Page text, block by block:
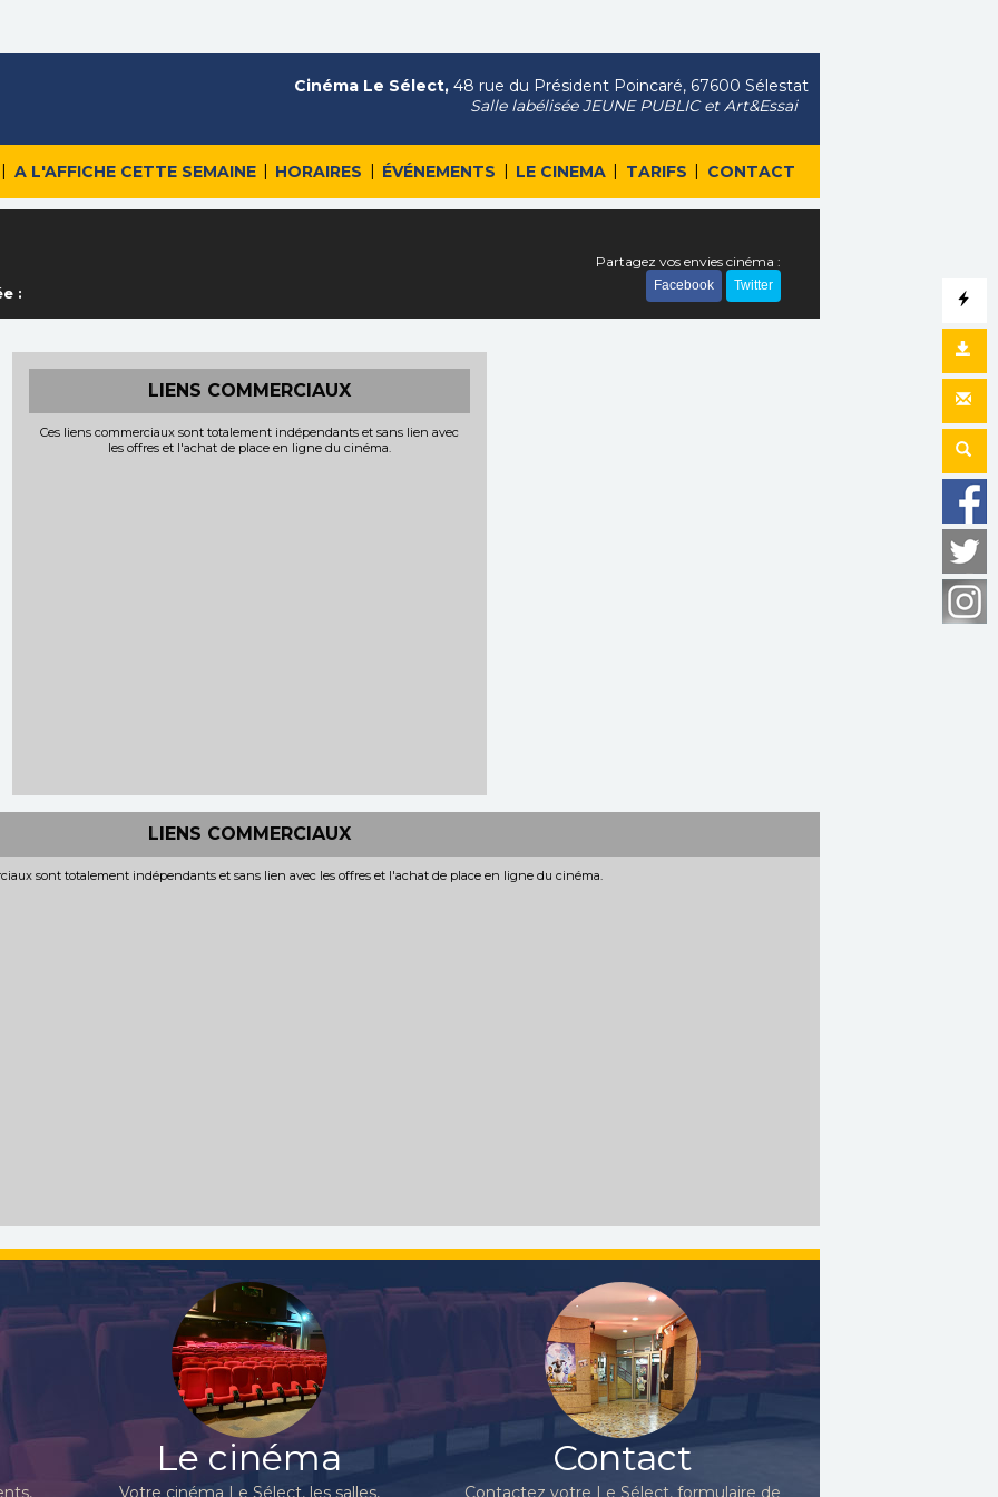
| A L'AFFICHE CETTE SEMAINE | HORAIRES | ÉVÉNEMENTS | LE CINEMA | TARIFS | CONTACT
Cinéma Le Sélect, 48 rue du Président Poincaré, 67600 Sélestat
Salle labélisée JEUNE PUBLIC et Art&Essai
:
Partagez vos envies cinéma :
Facebook Twitter
LIENS COMMERCIAUX
Ces liens commerciaux sont totalement indépendants et sans lien avec
les offres et l'achat de place en ligne du cinéma.
LIENS COMMERCIAUX
sont totalement indépendants et sans lien avec les offres et l'achat de place en ligne du cinéma.
Le cinéma
Votre cinéma Le Sélect, les salles,
Contact
Contactez votre Le Sélect, formulaire de